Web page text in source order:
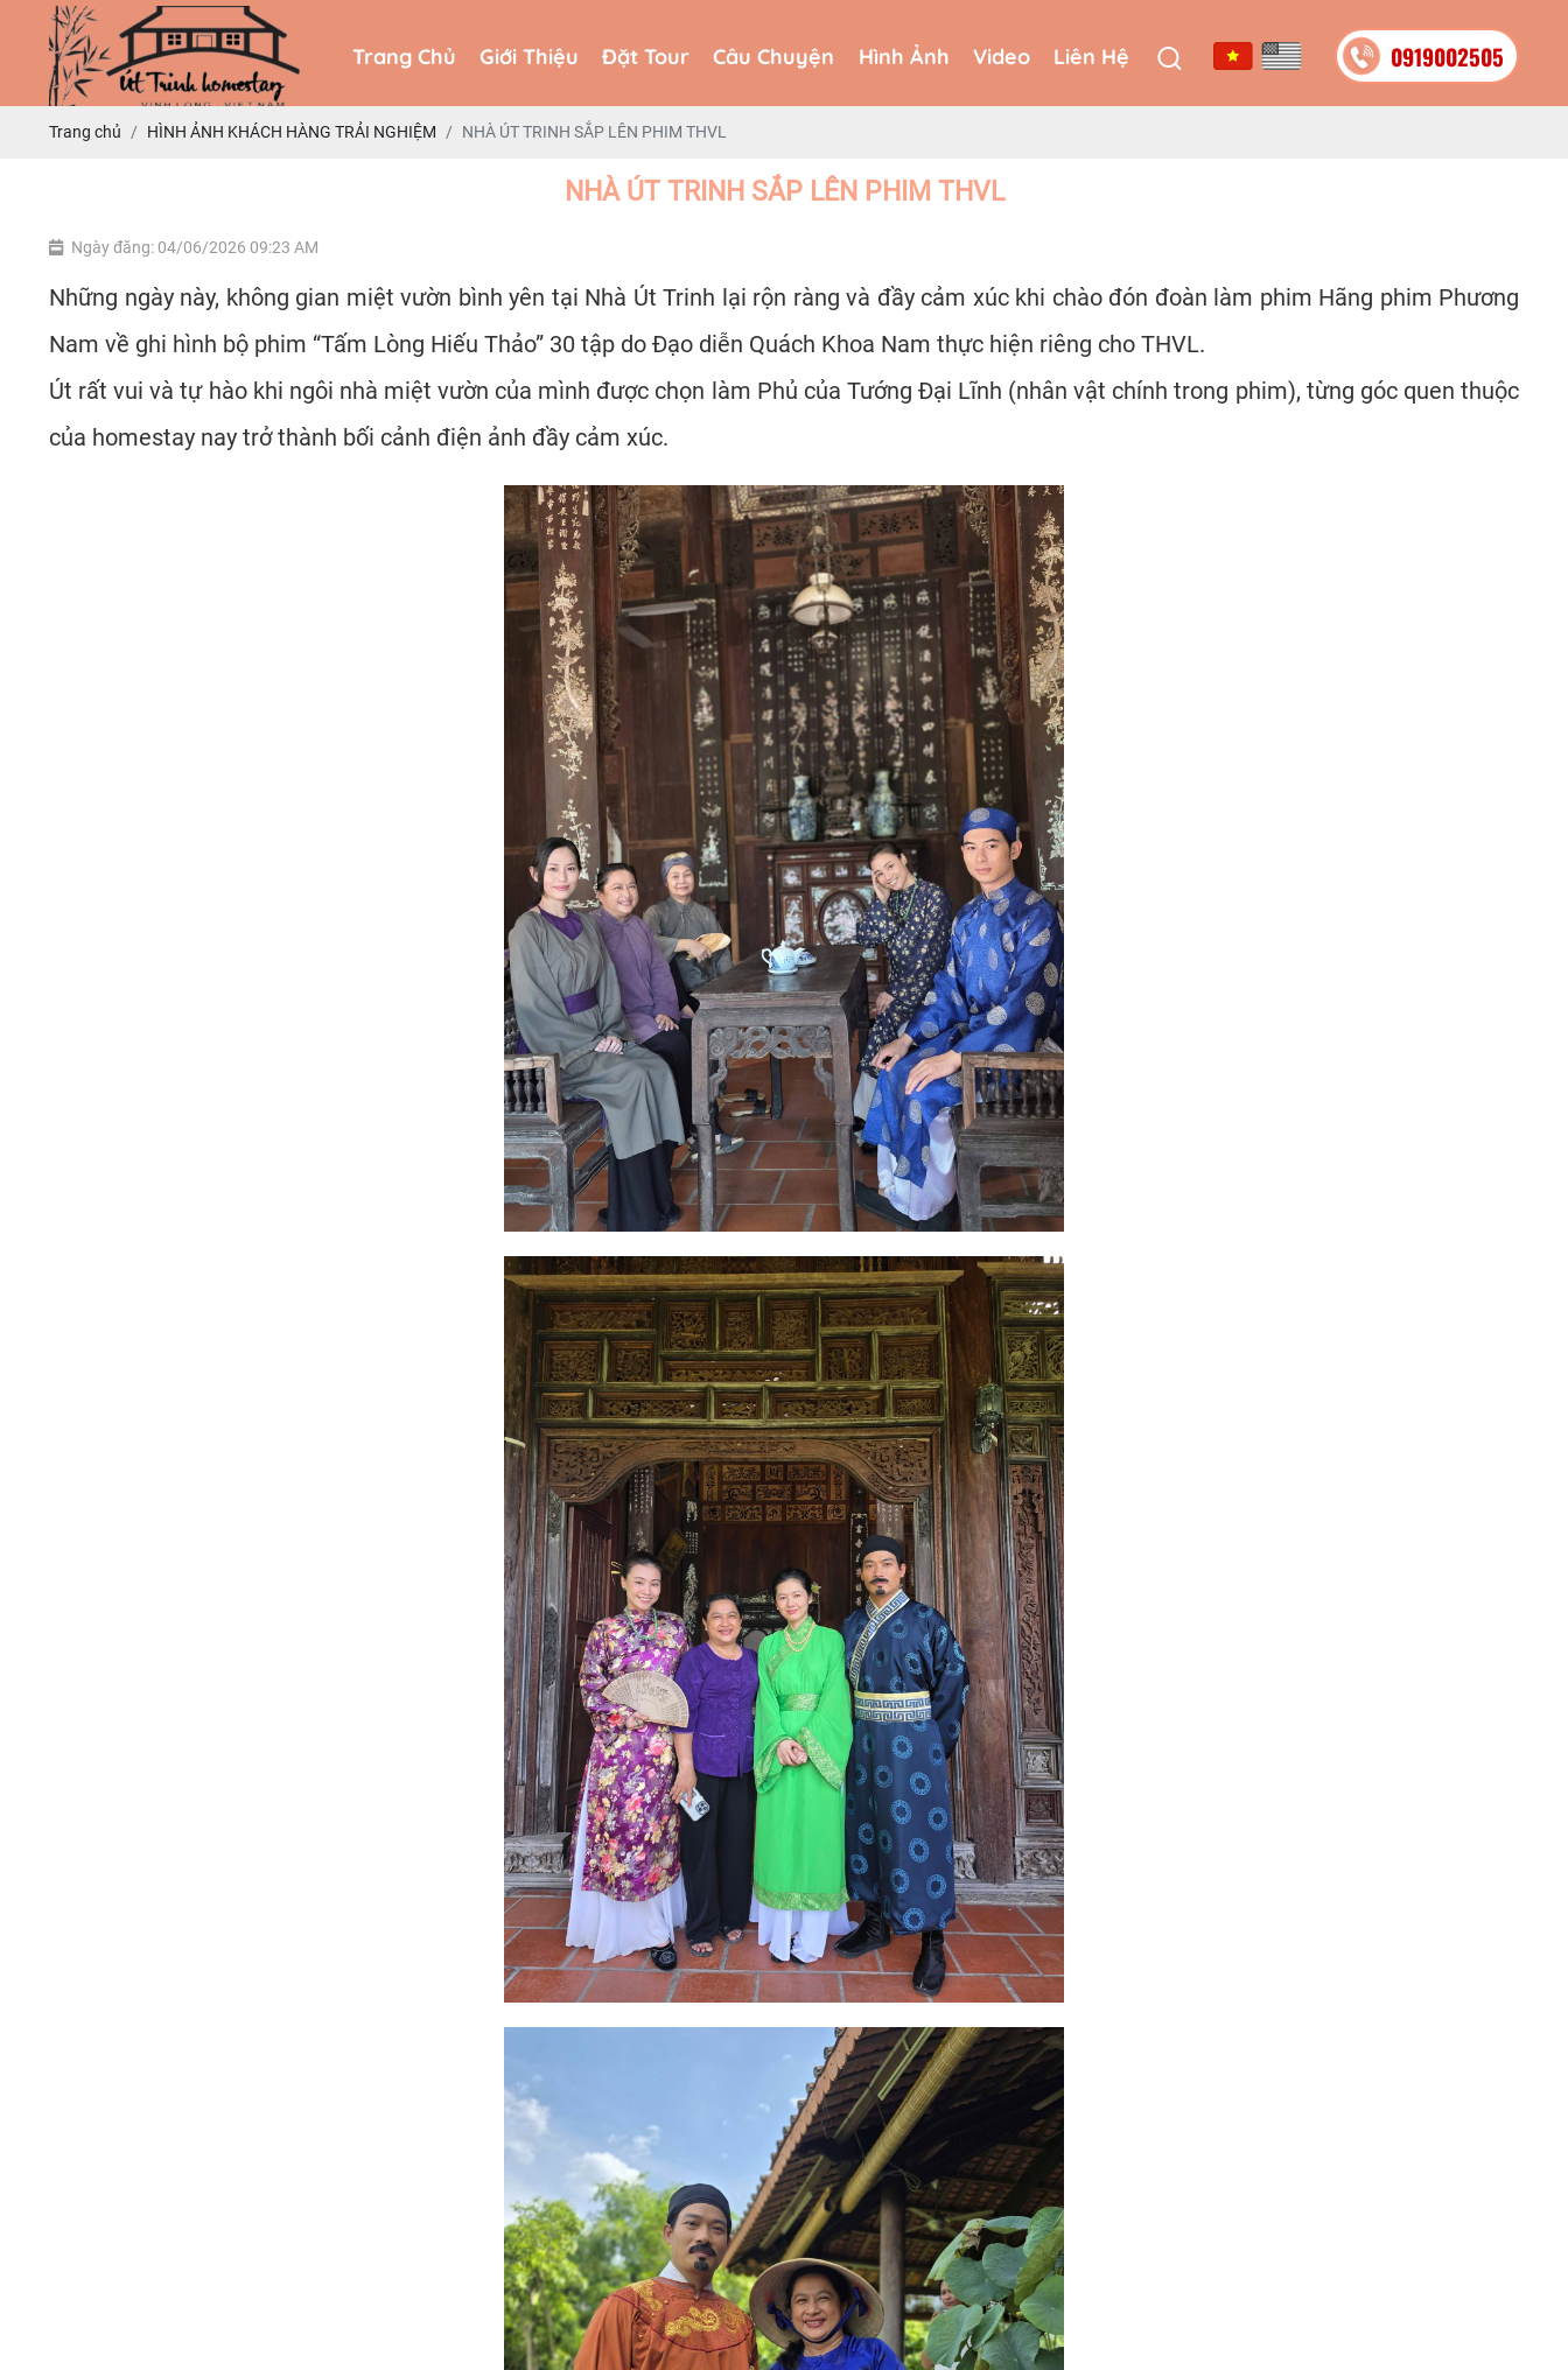
Trang Chủ Giới Thiệu Đặt Tour Câu Chuyện Hình Ảnh Video Liên Hệ 0919002505
Trang Chủ Giới Thiệu Đặt Tour Câu Chuyện Hình Ảnh Video Liên Hệ 0919002505
Trang chủ HÌNH ẢNH KHÁCH HÀNG TRẢI NGHIỆM NHÀ ÚT TRINH SẮP LÊN PHIM THVL
NHÀ ÚT TRINH SẮP LÊN PHIM THVL
Ngày đăng: 04/06/2026 09:23 AM
Những ngày này, không gian miệt vườn bình yên tại Nhà Út Trinh lại rộn ràng và đầy cảm xúc khi chào đón đoàn làm phim Hãng phim Phương
Nam về ghi hình bộ phim “Tấm Lòng Hiếu Thảo” 30 tập do Đạo diễn Quách Khoa Nam thực hiện riêng cho THVL.
Út rất vui và tự hào khi ngôi nhà miệt vườn của mình được chọn làm Phủ của Tướng Đại Lĩnh (nhân vật chính trong phim), từng góc quen thuộc
của homestay nay trở thành bối cảnh điện ảnh đầy cảm xúc.